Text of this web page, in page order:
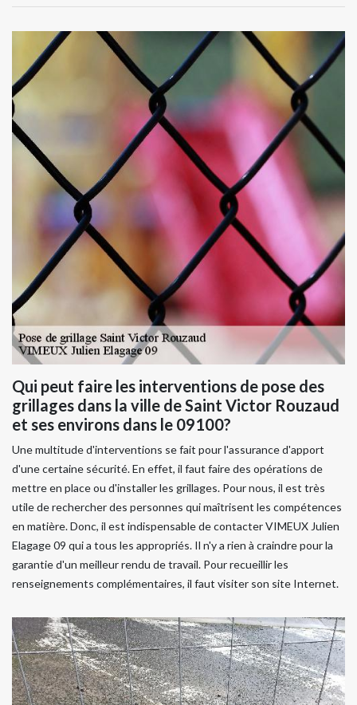
Qui peut faire les interventions de pose des
grillages dans la ville de Saint Victor Rouzaud
et ses environs dans le 09100?
Une multitude d'interventions se fait pour l'assurance d'apport
d'une certaine sécurité. En effet, il faut faire des opérations de
mettre en place ou d'installer les grillages. Pour nous, il est très
utile de rechercher des personnes qui maîtrisent les compétences
en matière. Donc, il est indispensable de contacter VIMEUX Julien
Elagage 09 qui a tous les appropriés. Il n'y a rien à craindre pour la
garantie d'un meilleur rendu de travail. Pour recueillir les
renseignements complémentaires, il faut visiter son site Internet.